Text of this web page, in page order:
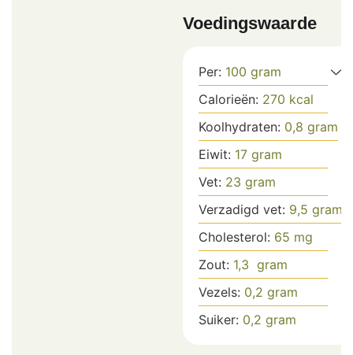
Voedingswaarde
Per: 100 gram
Calorieën: 270 kcal
Koolhydraten: 0,8 gram
Eiwit: 17 gram
Vet: 23 gram
Verzadigd vet: 9,5 gram
Cholesterol: 65 mg
Zout: 1,3 gram
Vezels: 0,2 gram
Suiker: 0,2 gram